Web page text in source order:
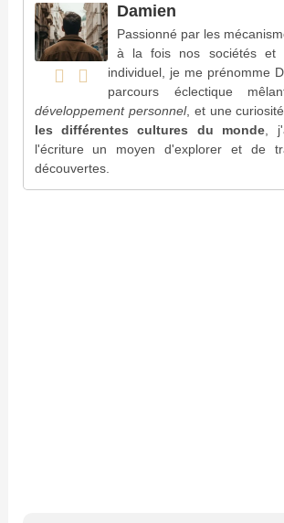
Damien
Passionné par les
à la fois nos sociétés et
individuel, je me prénomme
parcours éclectique
développement personnel, et une
les différentes cultures du monde ,
l'écriture un moyen d'explorer et de
découvertes.